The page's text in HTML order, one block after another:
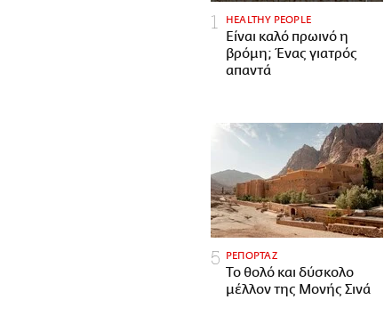
HEALTHY PEOPLE
Είναι καλό πρωινό η
βρόμη; Ένας γιατρός
απαντά
ΡΕΠΟΡΤΑΖ
Το θολό και δύσκολο
μέλλον της Μονής Σινά